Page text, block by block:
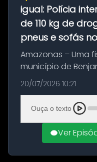
igual: Polícia
de 110 kg de
pneus e sofás
Amazonas – Uma
município de
com a apreensão
quilos de
embarcação
materia...
20/07/2026 10:21
Ouça o texto
Ver